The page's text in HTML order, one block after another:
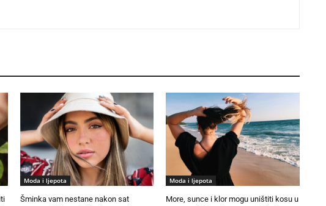
Moda i ljepota
Šminka vam nestane nakon sat
Moda i ljepota
More, sunce i klor mogu uništiti kosu u